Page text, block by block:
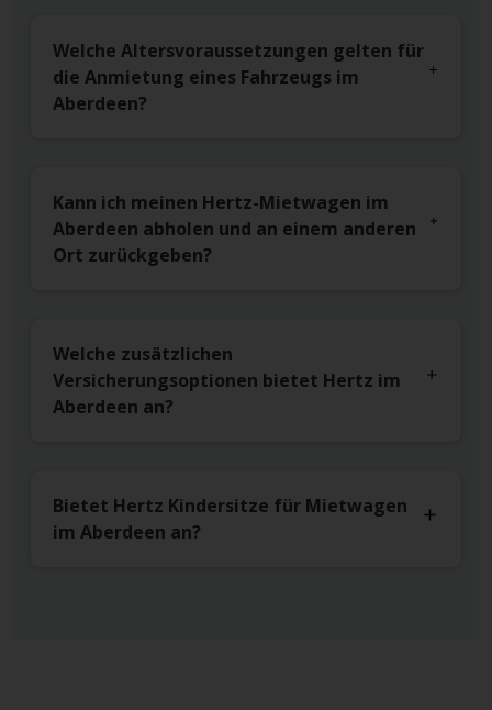
Welche Altersvoraussetzungen gelten für
die Anmietung eines Fahrzeugs im
Aberdeen?
Kann ich meinen Hertz-Mietwagen im
Aberdeen abholen und an einem anderen
Ort zurückgeben?
Welche zusätzlichen
Versicherungsoptionen bietet Hertz im
Aberdeen an?
Bietet Hertz Kindersitze für Mietwagen
im Aberdeen an?